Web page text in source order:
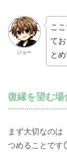
ジョー
こ
て
と
復縁を望む
まず大切なのは
つめることです